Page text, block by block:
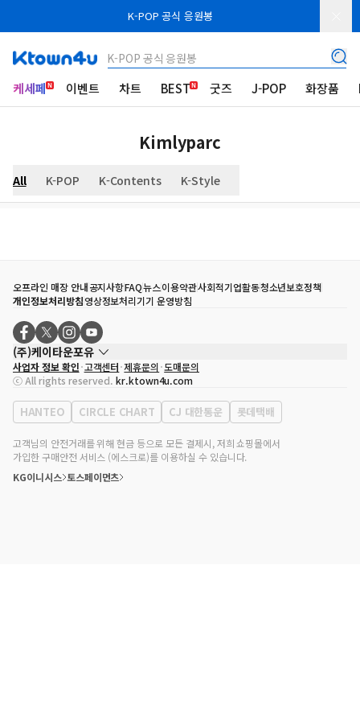
K-POP 공식 응원봉
K-POP 공식 응원봉
케세페 이벤트 차트 BEST 굿즈 J-POP 화장품
Kimlyparc
All K-POP K-Contents K-Style
오프라인 매장 안내공지사항FAQ뉴스이용약관사회적기업활동청소년보호정책
개인정보처리방침영상정보처리기기 운영방침
(주)케이타운포유
대표자
송효민
사업자등록번호
120-87-71116
통신판매업 신고번호 제2011-서울강남-02223
대표전화
02-552-9855
사업자 정보 확인 고객센터 제휴문의 도매문의
ⓒ All rights reserved. kr.ktown4u.com
HANTEO CIRCLE CHART CJ 대한통운 롯데택배
고객님의 안전거래를 위해 현금 등으로 모든 결제시, 저희 쇼핑몰에서
가입한 구매안전 서비스 (에스크로)를 이용하실 수 있습니다.
KG이니시스 토스페이먼츠